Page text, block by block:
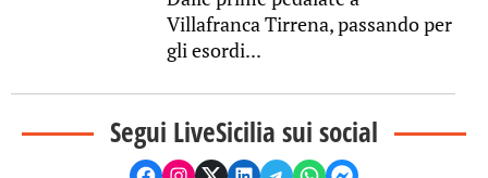
Villafranca Tirrena, passando per
gli esordi...
Segui LiveSicilia sui social